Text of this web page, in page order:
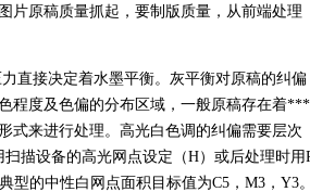
片原稿质量抓起，要制版质量，从前端处理
接决定着水墨平衡。灰平衡对原稿的纠偏
程度及色偏的分布区域，一般原稿存在着***
式来进行处理。高光白色调的纠偏需要层次
描设备的高光网点设定（H）或后处理时用
型的中性白网点面积目标值为C5，M3，Y3。